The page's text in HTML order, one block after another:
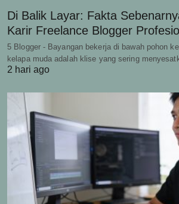
Di Balik Layar: Fakta
Karir Freelance Blogger
5 Blogger - Bayangan bekerja di bawah pohon
kelapa muda adalah klise yang sering
2 hari ago